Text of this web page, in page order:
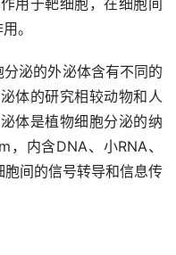
。
泌的外泌体含有不同的
体的研究相较动物和人
体是植物细胞分泌的纳
内含DNA、小RNA、
间的信号转导和信息传